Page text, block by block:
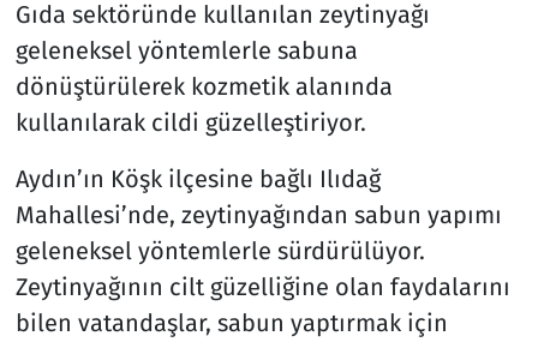
Gıda sektöründe kullanılan zeytinyağı
geleneksel yöntemlerle sabuna
dönüştürülerek kozmetik alanında
kullanılarak cildi güzelleştiriyor.
Aydın’ın Köşk ilçesine bağlı Ilıdağ
Mahallesi’nde, zeytinyağından sabun yapımı
geleneksel yöntemlerle sürdürülüyor.
Zeytinyağının cilt güzelliğine olan faydalarını
bilen vatandaşlar, sabun yaptırmak için
Seçim 2023
Spor
Teknoloji ve Bilim
Televizyon